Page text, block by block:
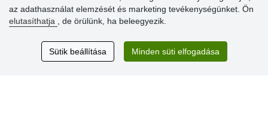
értékelése
Excellent service
Thank you.
az adathasználat elemzését és marketing tevékenységünket. Ön
elutasíthatja
, de örülünk, ha beleegyezik.
Sütik beállítása Minden süti elfogadása